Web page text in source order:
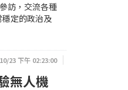
訪，交流各種
定的政治及
23 下午 02:23:00
無人機